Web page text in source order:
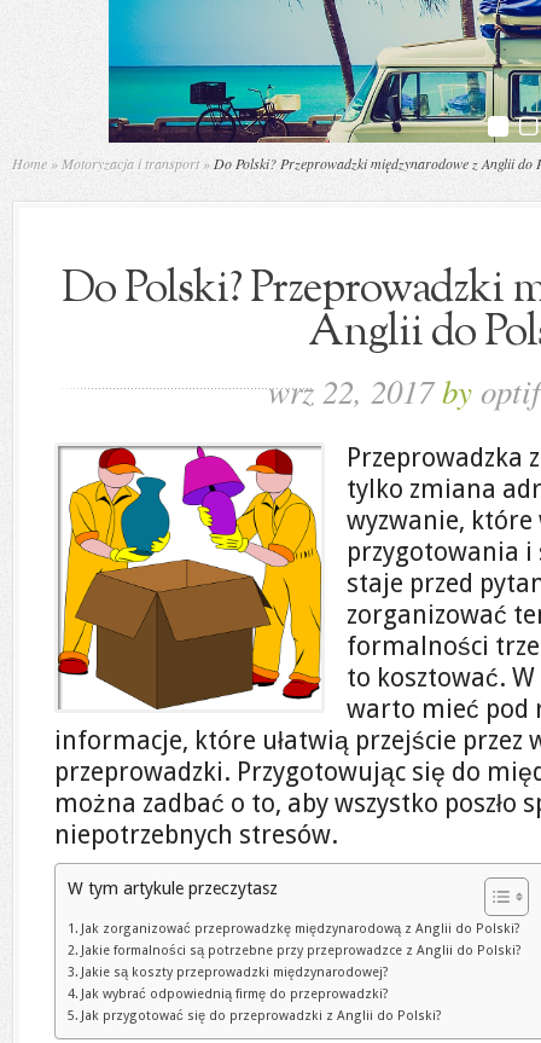
Home » Motoryzacja i transport » Do Polski? Przeprowadzki międzynarodowe z Anglii do
Do Polski? Przeprowadzki
Anglii do
wrz 22, 2017by
Przeprowadzka
tylko zmiana
wyzwanie,
przygotowania i
staje przed
zorganizować
formalności
to kosztować.
warto mieć pod
informacje, które ułatwią przejście przez
przeprowadzki. Przygotowując się do
można zadbać o to, aby wszystko poszło
niepotrzebnych stresów.
W tym artykule przeczytasz
Jak zorganizować przeprowadzkę międzynarodową z Anglii do Polski?
Jakie formalności są potrzebne przy przeprowadzce z Anglii do Polski?
Jakie są koszty przeprowadzki międzynarodowej?
Jak wybrać odpowiednią firmę do przeprowadzki?
Jak przygotować się do przeprowadzki z Anglii do Polski?